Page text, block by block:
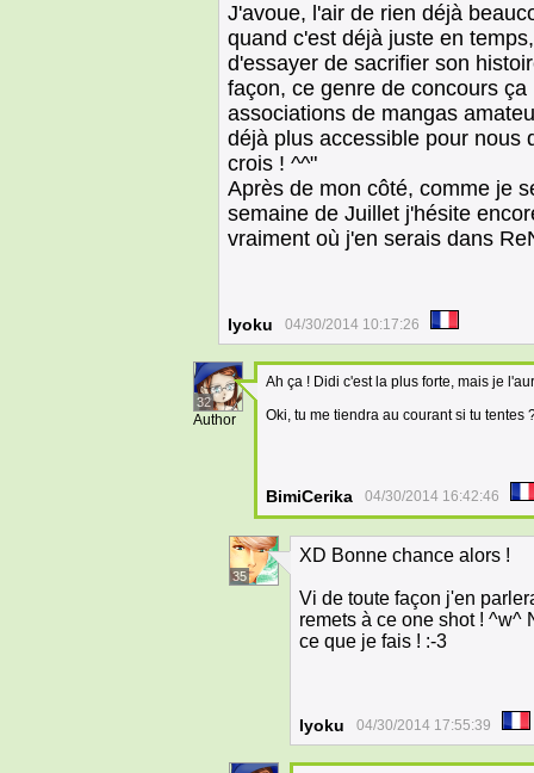
J'avoue, l'air de rien déjà
quand c'est déjà juste en
d'essayer de sacrifier son
façon, ce genre de concours
associations de mangas
déjà plus accessible pour nous
crois ! ^^"
Après de mon côté, comme je
semaine de Juillet j'hésite
vraiment où j'en serais dans
Iyoku 04/30/2014 10:17:26
32
Author
Ah ça ! Didi c'est la plus forte, mais je
Oki, tu me tiendra au courant si tu tentes
BimiCerika 04/30/2014 16:42:46
35
XD Bonne chance alors !
Vi de toute façon j'en
remets à ce one shot ! ^w^
ce que je fais ! :-3
Iyoku 04/30/2014 17:55:39